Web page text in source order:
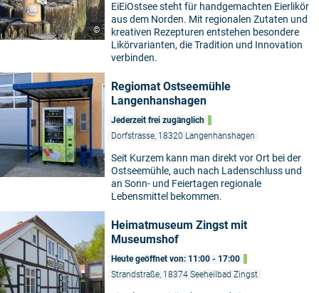
©
EiEiOstsee steht für handgemachten Eierlikör
aus dem Norden. Mit regionalen Zutaten und
kreativen Rezepturen entstehen besondere
Likörvarianten, die Tradition und Innovation
verbinden.
Regiomat Ostseemühle
Langenhanshagen
Jederzeit frei zugänglich
Dorfstrasse, 18320 Langenhanshagen
Seit Kurzem kann man direkt vor Ort bei der
Ostseemühle, auch nach Ladenschluss und
an Sonn- und Feiertagen regionale
Lebensmittel bekommen.
Heimatmuseum Zingst mit
Museumshof
Heute geöffnet von: 11:00 - 17:00
Strandstraße, 18374 Seeheilbad Zingst